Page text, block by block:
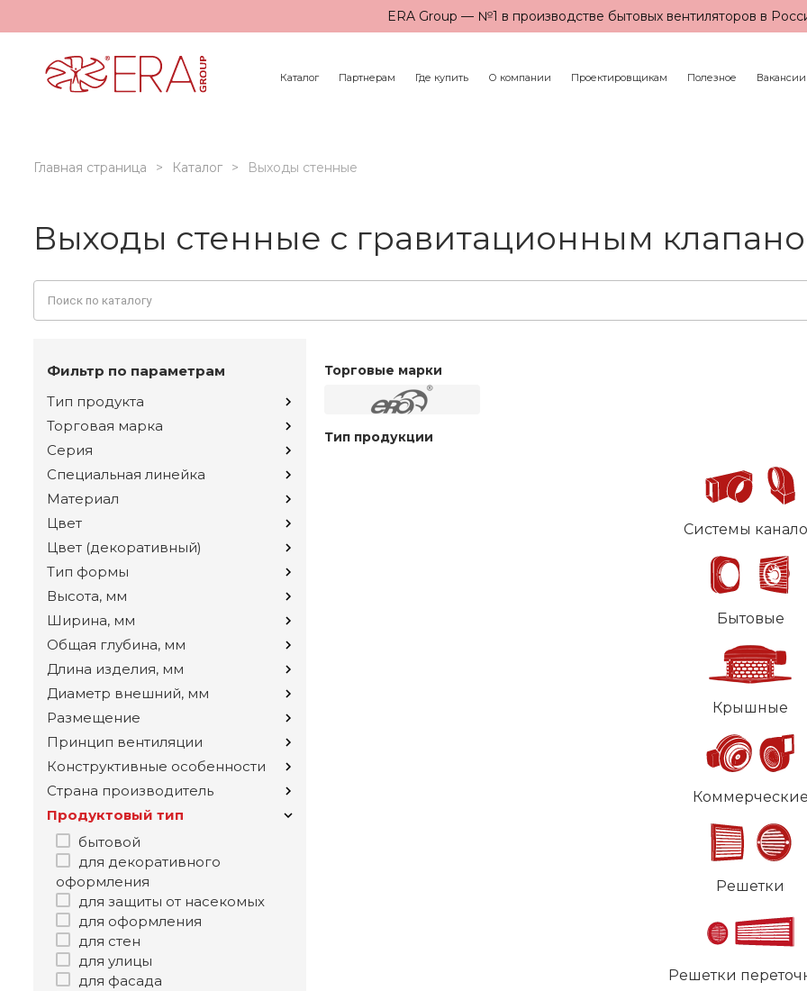
ERA Group — №1 в производстве бытовых вентиляторов в
Каталог Партнерам Где купить О компании Проектировщикам Полезное Вакансии
Главная страница Каталог Выходы стенные
Выходы стенные с гравитационным
Фильтр по параметрам
Тип продукта
Торговая марка
Серия
Специальная линейка
Материал
Цвет
Цвет (декоративный)
Тип формы
Высота, мм
Ширина, мм
Общая глубина, мм
Длина изделия, мм
Диаметр внешний, мм
Размещение
Принцип вентиляции
Конструктивные особенности
Страна производитель
Продуктовый тип
бытовой
для декоративного
оформления
для защиты от насекомых
для оформления
для стен
для улицы
для фасада
Торговые марки
Тип продукции
Системы
Бытовые
Крышные
Решетки
Решетки